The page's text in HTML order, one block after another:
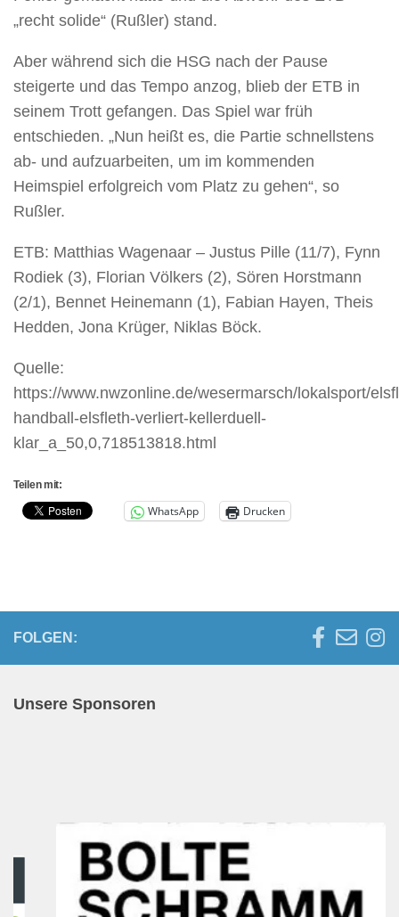
„recht solide“ (Rußler) stand.
Aber während sich die HSG nach der Pause
steigerte und das Tempo anzog, blieb der ETB in
seinem Trott gefangen. Das Spiel war früh
entschieden. „Nun heißt es, die Partie schnellstens
ab- und aufzuarbeiten, um im kommenden
Heimspiel erfolgreich vom Platz zu gehen“, so
Rußler.
ETB: Matthias Wagenaar – Justus Pille (11/7), Fynn
Rodiek (3), Florian Völkers (2), Sören Horstmann
(2/1), Bennet Heinemann (1), Fabian Hayen, Theis
Hedden, Jona Krüger, Niklas Böck.
Quelle:
https://www.nwzonline.de/wesermarsch/lokalsport/
handball-elsfleth-verliert-kellerduell-
klar_a_50,0,718513818.html
Teilen mit:
WhatsApp Drucken
FOLGEN:
Unsere Sponsoren